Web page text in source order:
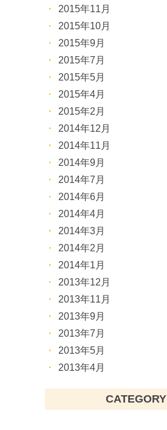
2015年11月
2015年10月
2015年9月
2015年7月
2015年5月
2015年4月
2015年2月
2014年12月
2014年11月
2014年9月
2014年7月
2014年6月
2014年4月
2014年3月
2014年2月
2014年1月
2013年12月
2013年11月
2013年9月
2013年7月
2013年5月
2013年4月
CATEGORY